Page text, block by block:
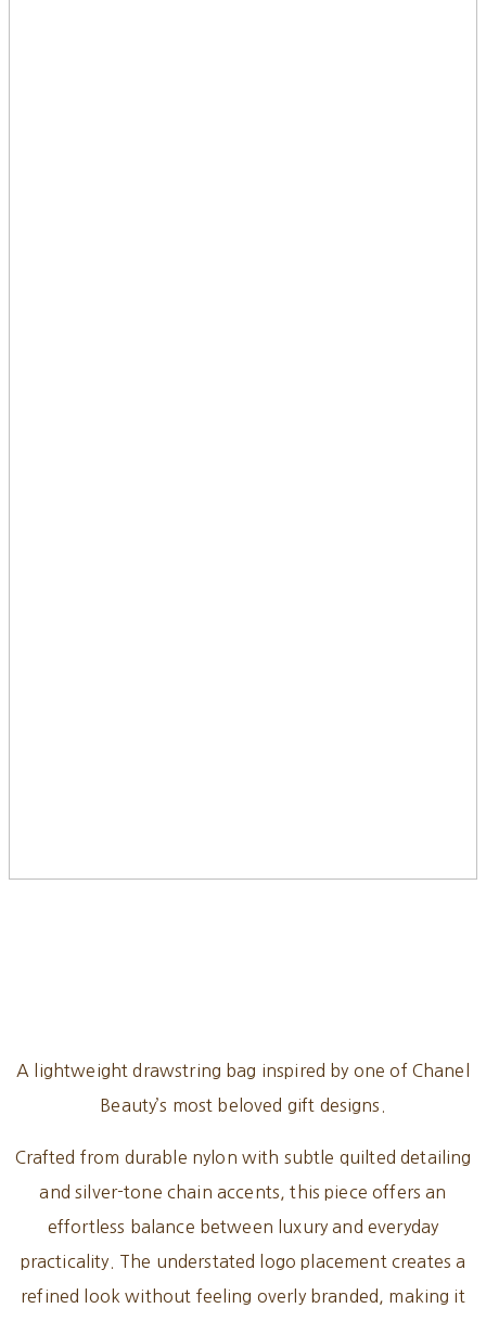
A lightweight drawstring bag inspired by one of Chanel
Beauty’s most beloved gift designs.
Crafted from durable nylon with subtle quilted detailing
and silver-tone chain accents, this piece offers an
effortless balance between luxury and everyday
practicality. The understated logo placement creates a
refined look without feeling overly branded, making it